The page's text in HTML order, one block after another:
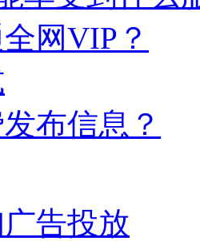
网VIP？
布信息？
广告投放